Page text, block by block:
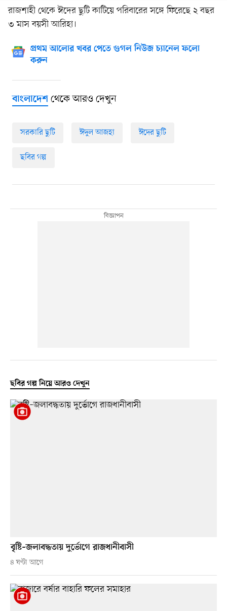
রাজশাহী থেকে ঈদের ছুটি কাটিয়ে পরিবারের সঙ্গে ফিরেছে ২ বছর
৩ মাস বয়সী আরিহা।
প্রথম আলোর খবর পেতে গুগল নিউজ চ্যানেল ফলো
করুন
বাংলাদেশথেকে আরও দেখুন
সরকারি ছুটি ঈদুল আজহা ঈদের ছুটি
ছবির গল্প
ছবির গল্প নিয়ে আরও দেখুন
বৃষ্টি–জলাবদ্ধতায় দুর্ভোগে রাজধানীবাসী
৪ ঘণ্টা আগে